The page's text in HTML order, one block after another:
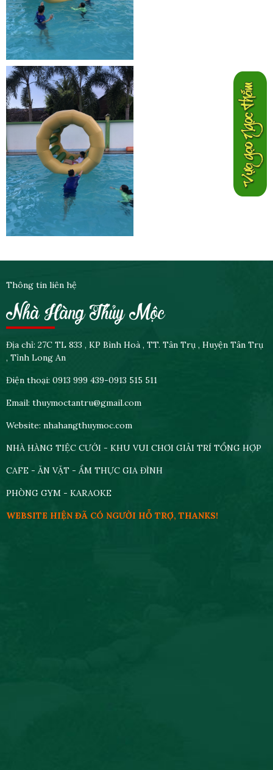
Thông tin liên hệ
Nhà Hàng Thủy Mộc
Địa chỉ: 27C TL 833 , KP Bình Hoà , TT. Tân Trụ , Huyện Tân Trụ
, Tỉnh Long An
Điện thoại: 0913 999 439-0913 515 511
Email: thuymoctantru@gmail.com
Website: nhahangthuymoc.com
NHÀ HÀNG TIỆC CƯỚI - KHU VUI CHƠI GIẢI TRÍ TỔNG HỢP
CAFE - ĂN VẶT - ẨM THỰC GIA ĐÌNH
PHÒNG GYM - KARAOKE
WEBSITE HIỆN ĐÃ CÓ NGƯỜI HỖ TRỢ, THANKS!